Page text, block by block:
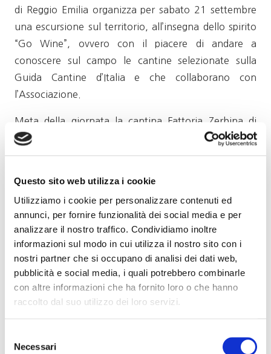
Questo sito web utilizza i cookie
Utilizziamo i cookie per personalizzare contenuti ed
annunci, per fornire funzionalità dei social media e per
analizzare il nostro traffico. Condividiamo inoltre
informazioni sul modo in cui utilizza il nostro sito con i
nostri partner che si occupano di analisi dei dati web,
pubblicità e social media, i quali potrebbero combinarle
con altre informazioni che ha fornito loro o che hanno
raccolto dal suo utilizzo dei loro servizi.
delNecessari
di Reggio Emilia organizza per sabato 21 settembre
una escursione sul territorio, all’insegna dello spirito
“Go Wine”, ovvero con il piacere di andare a
conoscere sul campo le cantine selezionate sulla
Guida Cantine d’Italia e che collaborano con
l’Associazione.
Meta della giornata la cantina Fattoria Zerbina di
Marzeno di Faenza (Via Vicchio, 11 –
www.zerbina.com), da sempre impegnata nella
l’albana, varietà storica della Romagna, trova qui
alcune espressioni di grande qualità, con assoluta
eccellenza nella versione passita.
Il programma prevede al mattino la visita alla cantina
con degustazione delle etichette:
Romagna Bianco di Ceparano (albana secco) 2018